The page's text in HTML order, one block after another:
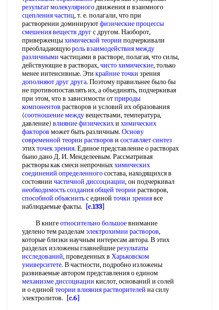
результат молекулярногодвижения и взаимного
сцепления частиц, т. е. полагали, что при
растворении доминируютфизические процессы
смешения веществ другс другом. Наоборот,
приверженцыхимической теории подчеркивали
преобладающуюроль взаимодействиямежду
различными частицами в растворе, полагая, что силы,
действующие в растворах,чисто химические, только
менее интенсивные. Эти крайние точки зрения
дополняют друг друга. Поэтому правильнее было бы
не противопоставлять их, а объединять, подчеркивая
при этом, что в зависимости отприроды
компонентов растворов и условий их образования
(соотношение междувеществами, температура,
давление) влияние физическихи химических
факторов может быть различным. Основу
современной теории растворов и составляет синтез
этихточек зрения. Единое представление о растворах
бьию дано Д. И. Менделеевым. Рассматривая
растворы как смеси непрочныххимических
соединений определенногосостава, находящихся в
состоянии частичной диссоциации, он подчеркивал
необходимость созданияобщей теории растворов,
способной объяснитьс единой точки зрениявсе
наблюдаемые факты.
[c.133]
В книгеотносительно большоевнимание
уделено тем разделамэлектрохимии растворов,
которые близки научным интересам автора. В этих
разделах изложены главнейшиерезультаты
исследований, проведенных в Харьковском
университете. В частности, подробно изложены
развиваемые автором представления о едином
механизме диссоциации кислот, оснований и солей
и о единой теории влияния растворителей на силу
электролитов.
[c.6]